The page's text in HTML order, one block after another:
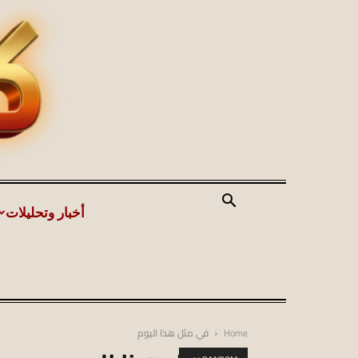
أخبار وتحليلات
Home في مثل هذا اليوم